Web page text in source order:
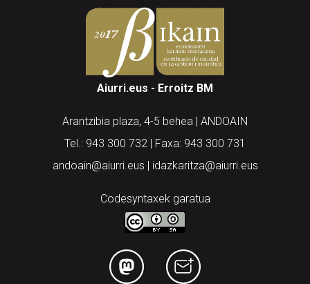
Aiurri.eus - Erroitz BM
Arantzibia plaza, 4-5 behea | ANDOAIN
Tel.: 943 300 732 | Faxa: 943 300 731
andoain@aiurri.eus | idazkaritza@aiurri.eus
Codesyntaxek garatua